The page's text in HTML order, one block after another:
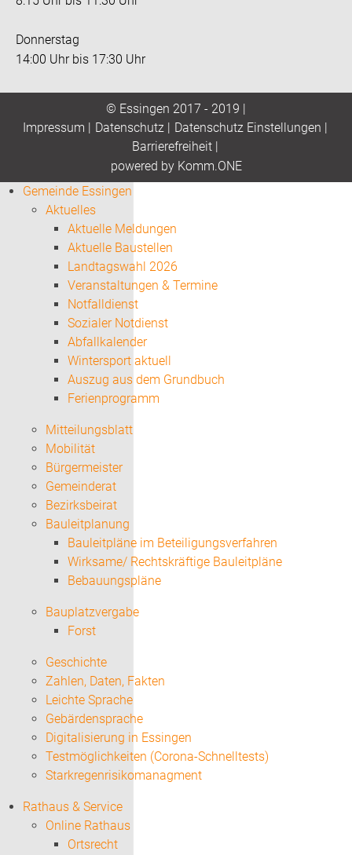
Donnerstag
14:00 Uhr bis 17:30 Uhr
© Essingen 2017 - 2019 |
Impressum
Datenschutz| Datenschutz Einstellungen
Barrierefreiheit|
powered by Komm.ONE
Gemeinde Essingen
Aktuelles
Aktuelle Meldungen
Aktuelle Baustellen
Landtagswahl 2026
Veranstaltungen & Termine
Notfalldienst
Sozialer Notdienst
Abfallkalender
Wintersport aktuell
Auszug aus dem Grundbuch
Ferienprogramm
Mitteilungsblatt
Mobilität
Bürgermeister
Gemeinderat
Bezirksbeirat
Bauleitplanung
Bauleitpläne im Beteiligungsverfahren
Wirksame/ Rechtskräftige Bauleitpläne
Bebauungspläne
Bauplatzvergabe
Forst
Geschichte
Zahlen, Daten, Fakten
Leichte Sprache
Gebärdensprache
Digitalisierung in Essingen
Testmöglichkeiten (Corona-Schnelltests)
Starkregenrisikomanagment
Rathaus & Service
Online Rathaus
Ortsrecht